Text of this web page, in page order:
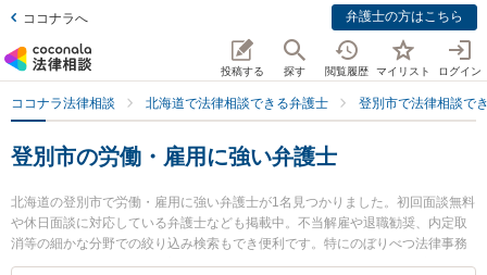
ココナラへ 弁護士の方はこちら
投稿する 探す 閲覧履歴 マイリスト ログイン
ココナラ法律相談 北海道で法律相談できる弁護士 登別市で法律相談で
登別市の労働・雇用に強い弁護士
北海道の登別市で労働・雇用に強い弁護士が1名見つかりました。初回面談無料
や休日面談に対応している弁護士なども掲載中。不当解雇や退職勧奨、内定取
消等の細かな分野での絞り込み検索もでき便利です。特にのぼりべつ法律事務
所の八木橋 俊輔弁護士のプロフィール情報や弁護士費用、強みなどが注目され